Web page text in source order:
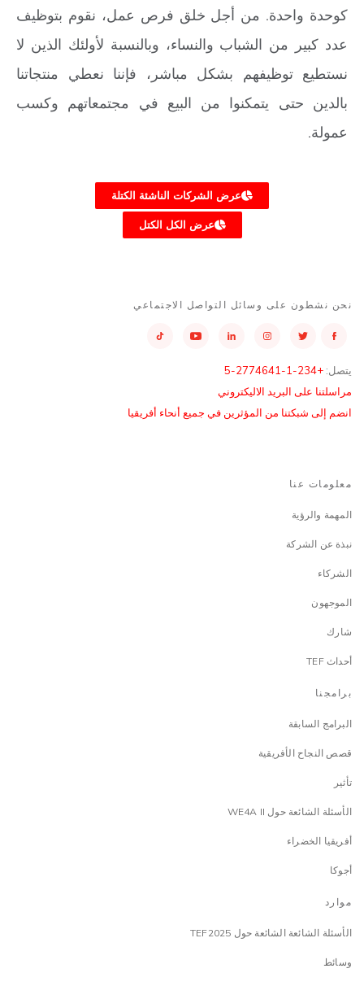
كوحدة واحدة. من أجل خلق فرص عمل، نقوم بتوظيف
عدد كبير من الشباب والنساء، وبالنسبة لأولئك الذين لا
نستطيع توظيفهم بشكل مباشر، فإننا نعطي منتجاتنا
بالدين حتى يتمكنوا من البيع في مجتمعاتهم وكسب
عمولة.
عرض الشركات الناشئة الكتلة
عرض الكل الكتل
نحن نشطون على وسائل التواصل الاجتماعي
يتصل: +234-1-2774641-5
مراسلتنا على البريد الاليكتروني
انضم إلى شبكتنا من المؤثرين في جميع أنحاء أفريقيا
معلومات عنا
المهمة والرؤية
نبذة عن الشركة
الشركاء
الموجهون
شارك
أحداث TEF
برامجنا
البرامج السابقة
قصص النجاح الأفريقية
تأثير
الأسئلة الشائعة حول WE4A II
أفريقيا الخضراء
أجوكا
موارد
الأسئلة الشائعة الشائعة حول TEF2025
وسائط